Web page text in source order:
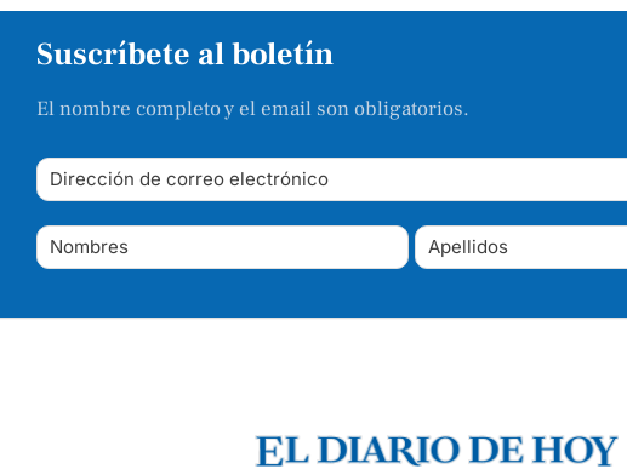
Suscríbete al boletín
El nombre completo y el email son obligatorios.